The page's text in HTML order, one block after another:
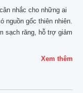
nhắc cho những ai
nguồn gốc thiên nhiên.
sạch răng, hỗ trợ giảm
Xem thêm